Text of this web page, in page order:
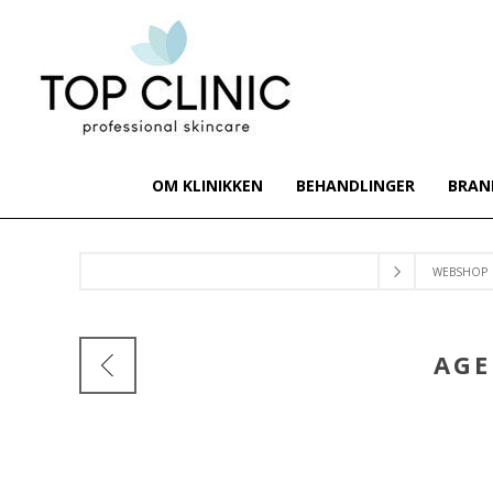
OM KLINIKKEN BEHANDLINGER
WEBSHOP